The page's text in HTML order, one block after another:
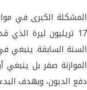
17 تريليون ليرة
السنة السابقة. ينبغي في
الموازنة صفر بل
دفع الديون، وبهدف